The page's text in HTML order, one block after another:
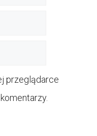
przeglądarce